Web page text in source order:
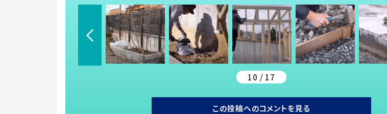
10 / 17
この投稿へのコメントを見る